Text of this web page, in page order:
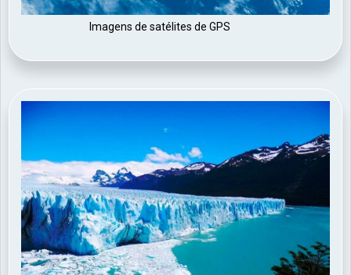
Imagens de satélites de GPS